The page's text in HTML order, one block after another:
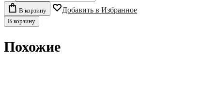
В корзину Добавить в Избранное
В корзину
Похожие